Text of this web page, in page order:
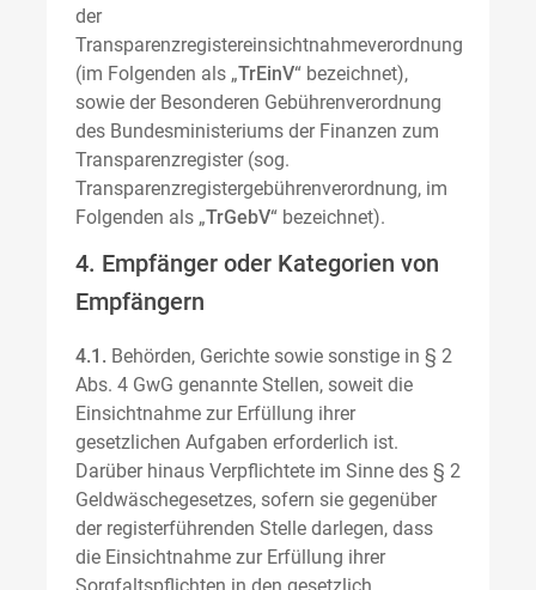
der
Transparenzregistereinsichtnahmeverordnung
(im Folgenden als „TrEinV“ bezeichnet),
sowie der Besonderen Gebührenverordnung
des Bundesministeriums der Finanzen zum
Transparenzregister (sog.
Transparenzregistergebührenverordnung, im
Folgenden als „TrGebV“ bezeichnet).
4. Empfänger oder Kategorien von
Empfängern
4.1. Behörden, Gerichte sowie sonstige in § 2
Abs. 4 GwG genannte Stellen, soweit die
Einsichtnahme zur Erfüllung ihrer
gesetzlichen Aufgaben erforderlich ist.
Darüber hinaus Verpflichtete im Sinne des § 2
Geldwäschegesetzes, sofern sie gegenüber
der registerführenden Stelle darlegen, dass
die Einsichtnahme zur Erfüllung ihrer